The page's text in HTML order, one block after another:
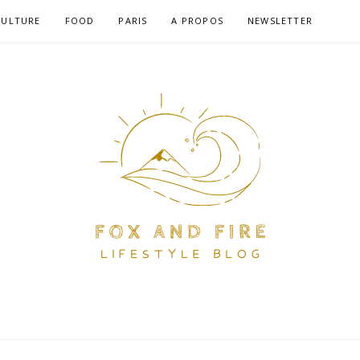
FOOD PARIS A PROPOS NEWSLETTER